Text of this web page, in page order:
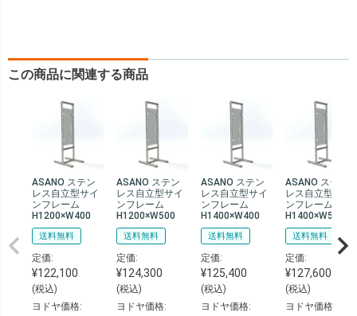
この商品に関連する商品
ASANO ステン
レス自立型サイ
ンフレーム
H1200×W400
送料無料
定価:
¥122,100
(税込)
ヨドヤ価格:
ASANO ステン
レス自立型サイ
ンフレーム
H1200×W500
送料無料
定価:
¥124,300
(税込)
ヨドヤ価格:
ASANO ステン
レス自立型サイ
ンフレーム
H1400×W400
送料無料
定価:
¥125,400
(税込)
ヨドヤ価格:
ASANO ステン
レス自立型サイ
ンフレーム
H1400×W500
送料無料
定価:
¥127,600
(税込)
ヨドヤ価格: